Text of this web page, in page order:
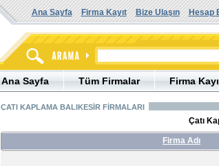
Ana Sayfa Firma Kayıt Bize Ulaşın Hesap
Ana Sayfa Tüm Firmalar Firma
ÇATI KAPLAMA BALIKESİR FİRMALARI
Çatı
Firma Adı